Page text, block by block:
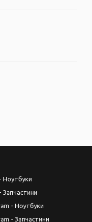
Ноутбуки
Запчастини
- Ноутбуки
- Запчастини